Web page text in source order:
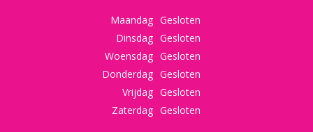
Maandag Gesloten
Dinsdag Gesloten
Woensdag Gesloten
Donderdag Gesloten
Vrijdag Gesloten
Zaterdag Gesloten